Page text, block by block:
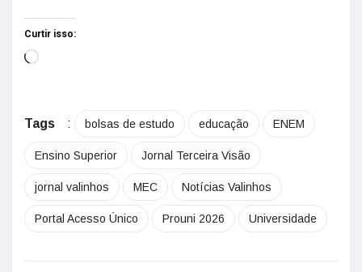
Curtir isso:
Tags : bolsas de estudo educação ENEM
Ensino Superior Jornal Terceira Visão
jornal valinhos MEC Notícias Valinhos
Portal Acesso Único Prouni 2026 Universidade